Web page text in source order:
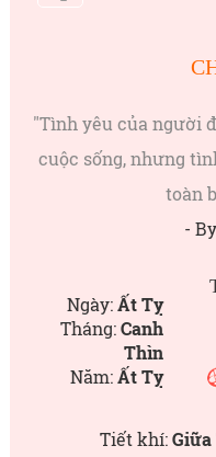
"Tình yêu của người
cuộc sống, nhưng
toàn
-
Ngày:Ất Tỵ
Tháng:Canh
Thìn
Năm:Ất Tỵ
Tiết khí:Giữa